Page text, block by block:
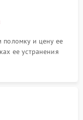
поломку и цену ее
ее устранения